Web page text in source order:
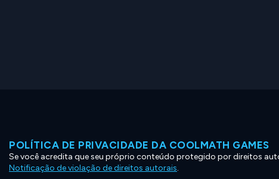
POLÍTICA DE PRIVACIDADE DA COOLMATH GAMES
Se você acredita que seu próprio conteúdo protegido por direitos
Notificação de violação de direitos autorais.